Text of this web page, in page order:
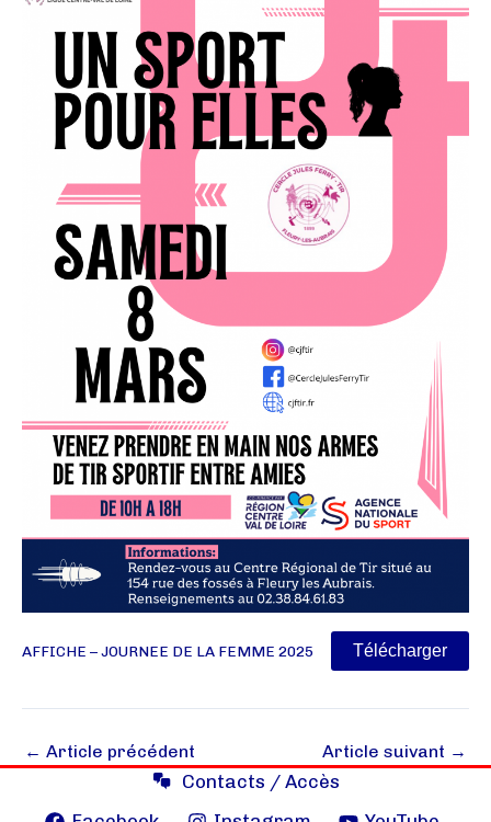
AFFICHE – JOURNEE DE LA FEMME 2025 Télécharger
← Article précédent Article suivant →
Contacts / Accès